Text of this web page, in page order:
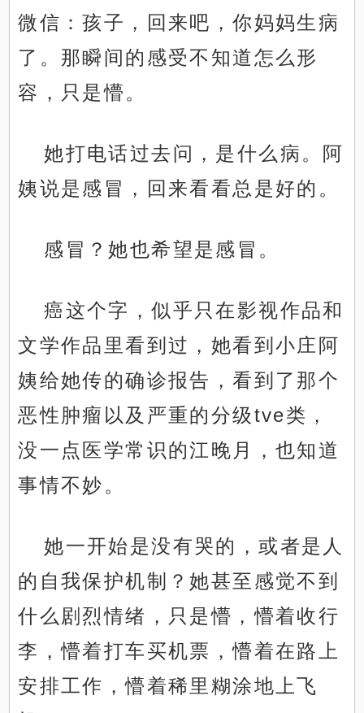
微信：孩子，回来吧，你妈妈生病
了。那瞬间的感受不知道怎么形
容，只是懵。
她打电话过去问，是什么病。阿
姨说是感冒，回来看看总是好的。
感冒？她也希望是感冒。
癌这个字，似乎只在影视作品和
文学作品里看到过，她看到小庄阿
姨给她传的确诊报告，看到了那个
恶性肿瘤以及严重的分级tve类，
没一点医学常识的江晚月，也知道
事情不妙。
她一开始是没有哭的，或者是人
的自我保护机制？她甚至感觉不到
什么剧烈情绪，只是懵，懵着收行
李，懵着打车买机票，懵着在路上
安排工作，懵着稀里糊涂地上飞